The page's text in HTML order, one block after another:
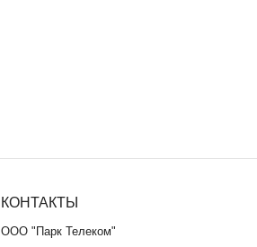
КОНТАКТЫ
ООО "Парк Телеком"